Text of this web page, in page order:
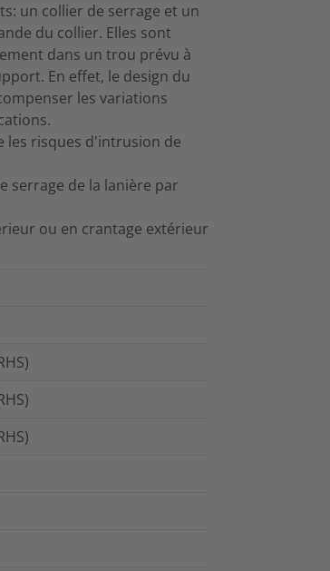
un collier de serrage et un
du collier. Elles sont
dans un trou prévu à
En effet, le design du
les variations
les risques d'intrusion de
serrage de la lanière par
ou en crantage extérieur